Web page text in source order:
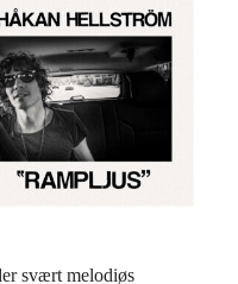
svært melodiøs